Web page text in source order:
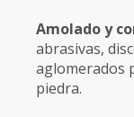
Amolado y
abrasivas,
aglomerados
piedra.